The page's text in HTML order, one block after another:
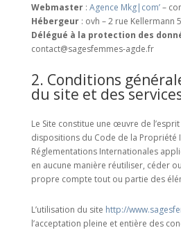
Webmaster: Agence Mkg|com’–
Hébergeur: ovh – 2 rue Kellermann
Délégué à la protection des
contact@sagesfemmes-agde.fr
2. Conditions
du site et des
Le Site constitue une œuvre de
dispositions du Code de la Propriété
Réglementations Internationales
en aucune manière réutiliser, céder
propre compte tout ou partie des
L’utilisation du site http://
l’acceptation pleine et entière des